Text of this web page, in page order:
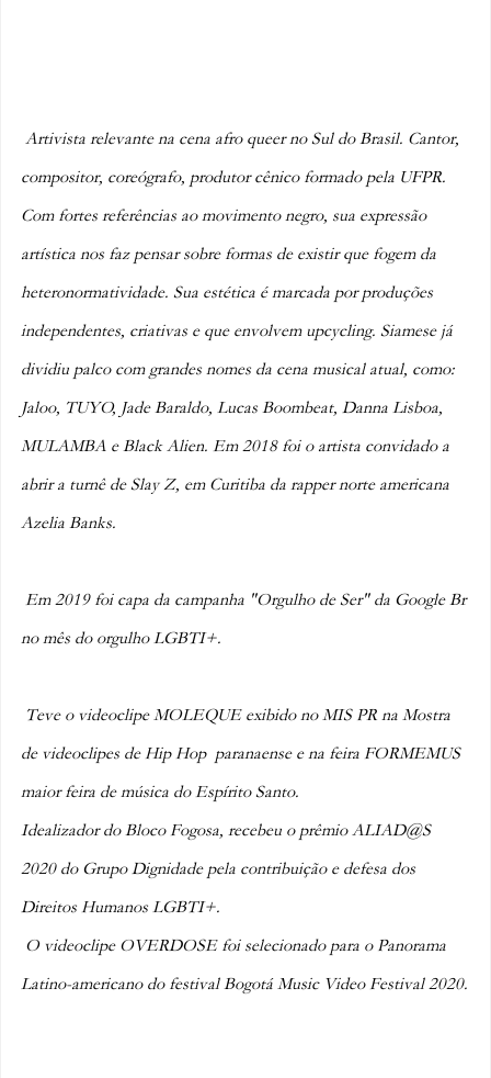
Artivista relevante na cena afro queer no Sul do Brasil. Cantor,
compositor, coreógrafo, produtor cênico formado pela UFPR.
Com fortes referências ao movimento negro, sua expressão
artística nos faz pensar sobre formas de existir que fogem da
heteronormatividade. Sua estética é marcada por produções
independentes, criativas e que envolvem upcycling. Siamese já
dividiu palco com grandes nomes da cena musical atual, como:
Jaloo, TUYO, Jade Baraldo, Lucas Boombeat, Danna Lisboa,
MULAMBA e Black Alien. Em 2018 foi o artista convidado a
abrir a turnê de Slay Z, em Curitiba da rapper norte americana
Azelia Banks.
Em 2019 foi capa da campanha "Orgulho de Ser" da Google Br
no mês do orgulho LGBTI+.
Teve o videoclipe MOLEQUE exibido no MIS PR na Mostra
de videoclipes de Hip Hop  paranaense e na feira FORMEMUS
maior feira de música do Espírito Santo.
Idealizador do Bloco Fogosa, recebeu o prêmio ALIAD@S
2020 do Grupo Dignidade pela contribuição e defesa dos
Direitos Humanos LGBTI+.
O videoclipe OVERDOSE foi selecionado para o Panorama
Latino-americano do festival Bogotá Music Video Festival 2020.